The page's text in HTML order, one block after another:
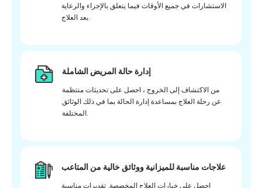
الاستشارات في جميع الأوقات فيما يتعلق بالإجراء والرعاية
بعد العلاج.
إدارة حالة المريض الشاملة
من الاكتشاف إلى الخروج ، احصل على تحديثات منتظمة
عن رحلة العلاج بمساعدة إدارة الحالة بما في ذلك الوثائق
المختلفة.
علاجات مناسبة للميزانية ووثائق خالية من المتاعب
احصل على خيارات العلاج المخصصة. تقديرات مناسبة